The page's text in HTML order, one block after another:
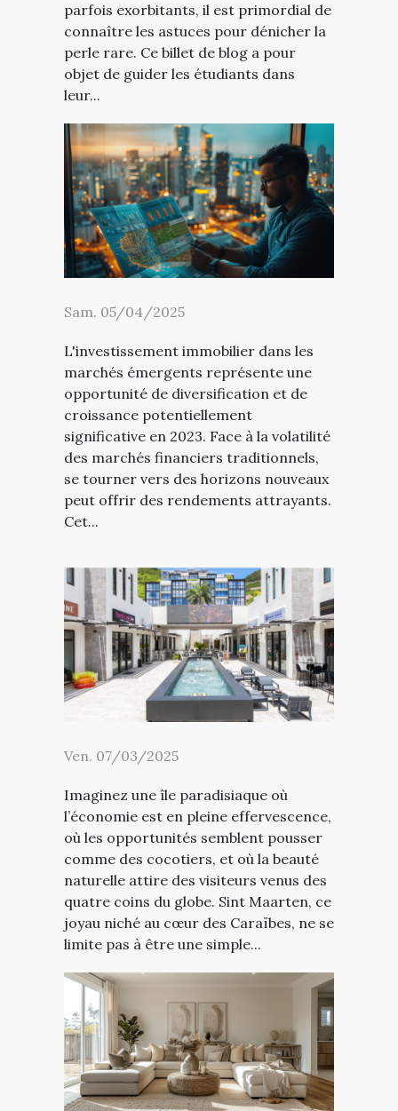
parfois exorbitants, il est primordial de
connaître les astuces pour dénicher la
perle rare. Ce billet de blog a pour
objet de guider les étudiants dans
leur...
Sam. 05/04/2025
L'investissement immobilier dans les
marchés émergents représente une
opportunité de diversification et de
croissance potentiellement
significative en 2023. Face à la volatilité
des marchés financiers traditionnels,
se tourner vers des horizons nouveaux
peut offrir des rendements attrayants.
Cet...
Ven. 07/03/2025
Imaginez une île paradisiaque où
l’économie est en pleine effervescence,
où les opportunités semblent pousser
comme des cocotiers, et où la beauté
naturelle attire des visiteurs venus des
quatre coins du globe. Sint Maarten, ce
joyau niché au cœur des Caraïbes, ne se
limite pas à être une simple...